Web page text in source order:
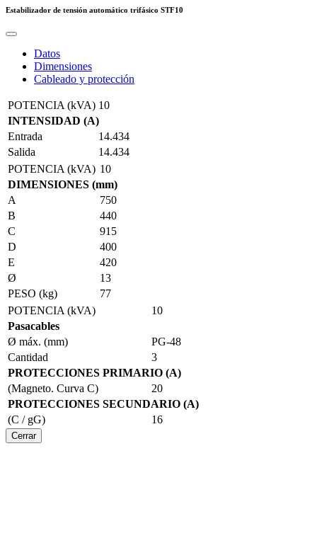
Estabilizador de tensión automático trifásico STF10
Datos
Dimensiones
Cableado y protección
POTENCIA (kVA) 10
INTENSIDAD (A)
Entrada
14.434
Salida
14.434
POTENCIA (kVA) 10
DIMENSIONES (mm)
A
750
B
440
C
915
D
400
E
420
Ø
13
PESO (kg)
77
POTENCIA (kVA)
10
Pasacables
Ø máx. (mm)
PG-48
Cantidad
3
PROTECCIONES PRIMARIO (A)
(Magneto. Curva C)
20
PROTECCIONES SECUNDARIO (A)
(C / gG)
16
Cerrar